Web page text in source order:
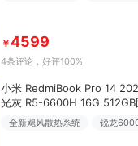
￥4599
4条评论 ，好评100%
小米 RedmiBook Pro 14
光灰 R5-6600H 16G 512GB
全新飓风散热系统 锐龙